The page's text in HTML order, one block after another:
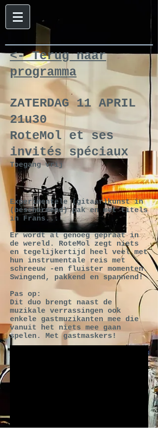
<- Terug naar
programma
ZATERDAG 11 APRIL
21u30
RoteMol et ses
invités spéciaux
Toegang vrij
Experimentele (gitaar)kunst in
(beschermend) pak en met titels
in Frans...
Er wordt al genoeg gepraat in
de wereld. RoteMol zegt niets
en tegelijkertijd heel veel met
hun instrumentale reis met
schreeuw -en fluister momenten.
Swingend, pakkend en spannend!
Pas op:
Dit duo brengt naast de
muzikale verrassingen ook
enkele gastmuzikanten mee die
vanuit het niets mee gaan
spelen. Met gastmaskers!